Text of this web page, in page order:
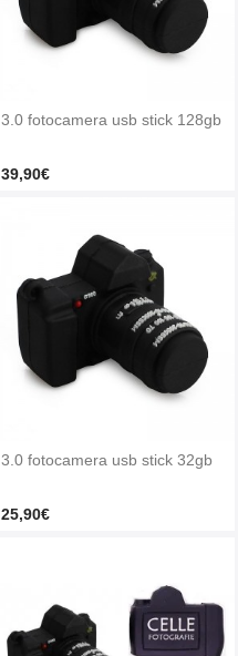
3.0 fotocamera usb stick 128gb
39,90€
3.0 fotocamera usb stick 32gb
25,90€